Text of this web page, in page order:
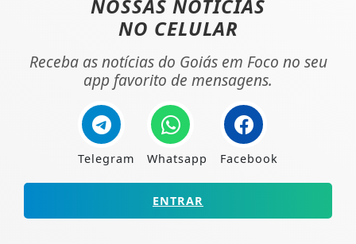
NOSSAS NOTÍCIAS
NO CELULAR
Receba as notícias do Goiás em Foco no seu
app favorito de mensagens.
Telegram Whatsapp Facebook
ENTRAR